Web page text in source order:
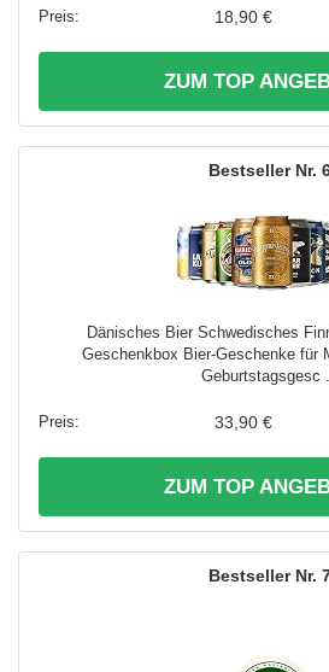
18,90 €
ZUM TOP
Dänisches Bier Schwedisches
Geschenkbox Bier-Geschenke für
Geburtstagsgesc
33,90 €
ZUM TOP